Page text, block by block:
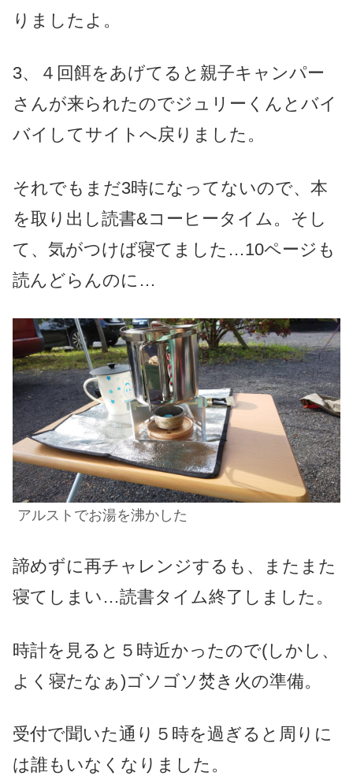
りましたよ。
3、４回餌をあげてると親子キャンパー
さんが来られたのでジュリーくんとバイ
バイしてサイトへ戻りました。
それでもまだ3時になってないので、本
を取り出し読書&コーヒータイム。そし
て、気がつけば寝てました…10ページも
読んどらんのに…
アルストでお湯を沸かした
諦めずに再チャレンジするも、またまた
寝てしまい…読書タイム終了しました。
時計を見ると５時近かったので(しかし 、
よく寝たなぁ)ゴソゴソ焚き火の準備。
受付で聞いた通り５時を過ぎると周りに
は誰もいなくなりました。